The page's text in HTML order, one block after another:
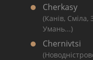
Cherkasy
(Канів,
Умань...)
Chernivtsi